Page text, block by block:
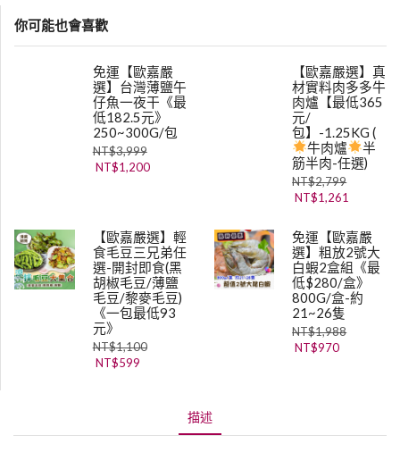
你可能也會喜歡
免運【歐嘉嚴
選】台灣薄鹽午
仔魚一夜干《最
低182.5元》
250~300G/包
NT$3,999
NT$1,200
【歐嘉嚴選】真
材實料肉多多牛
肉爐【最低365
元/
包】-1.25KG (
牛肉爐
半
筋半肉-任選)
NT$2,799
NT$1,261
【歐嘉嚴選】輕
食毛豆三兄弟任
選-開封即食(黑
胡椒毛豆/薄鹽
毛豆/黎麥毛豆)
《一包最低93
元》
NT$1,100
NT$599
免運【歐嘉嚴
選】粗放2號大
白蝦2盒組《最
低$280/盒》
800G/盒-約
21~26隻
NT$1,988
NT$970
描述